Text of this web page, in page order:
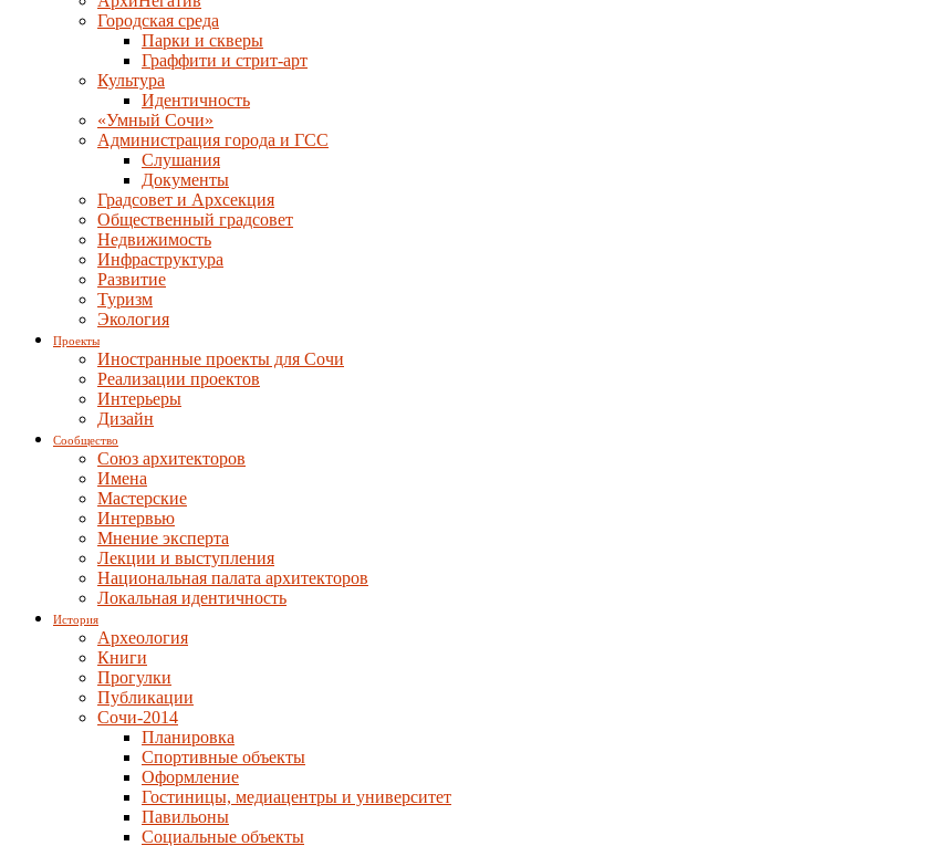
Городская среда
Парки и скверы
Граффити и стрит-арт
Культура
Идентичность
«Умный Сочи»
Администрация города и ГСС
Слушания
Документы
Градсовет и Архсекция
Общественный градсовет
Недвижимость
Инфраструктура
Развитие
Туризм
Экология
Проекты
Иностранные проекты для Сочи
Реализации проектов
Интерьеры
Дизайн
Сообщество
Союз архитекторов
Имена
Мастерские
Интервью
Мнение эксперта
Лекции и выступления
Национальная палата архитекторов
Локальная идентичность
История
Археология
Книги
Прогулки
Публикации
Сочи-2014
Планировка
Спортивные объекты
Оформление
Гостиницы, медиацентры и университет
Павильоны
Социальные объекты